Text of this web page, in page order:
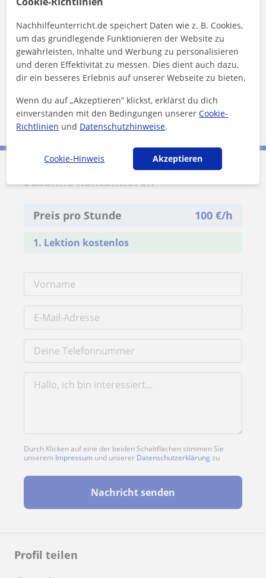
Profil teilen
Möchtest du mehr über Susanne erfahren?
Verifizierte Daten
★ ★★★★2 Bewertungen
Profil anzeigen
Susanne kontaktieren
Preis pro Stunde 100€/h
1. Lektion kostenlos
Durch Klicken auf eine der beiden Schaltflächen stimmen Sie
unserem Impressum und unserer Datenschutzerklärung zu
Nachricht senden
Nachhilfeunterricht.de speichert Daten wie z. B. Cookies,
um das grundlegende Funktionieren der Website zu
gewährleisten, Inhalte und Werbung zu personalisieren
und deren Effektivität zu messen. Dies dient auch dazu,
dir ein besseres Erlebnis auf unserer Webseite zu bieten.
Wenn du auf „Akzeptieren” klickst, erklärst du dich
einverstanden mit den Bedingungen unsererCookie-
Richtlinien und Datenschutzhinweise.
Cookie-Hinweis Akzeptieren